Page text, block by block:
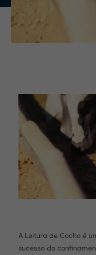
A Leitura de Cocho é
sucesso do